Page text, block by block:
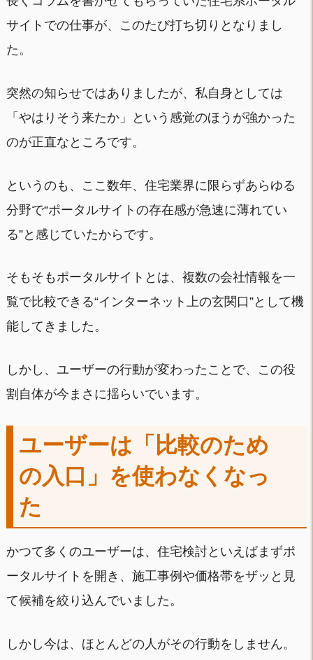
サイトでの仕事が、このたび打ち切りとなりまし
た。
突然の知らせではありましたが、私自身としては
「やはりそう来たか」という感覚のほうが強かった
のが正直なところです。
というのも、ここ数年、住宅業界に限らずあらゆる
分野で“ポータルサイトの存在感が急速に薄れてい
る”と感じていたからです。
そもそもポータルサイトとは、複数の会社情報を一
覧で比較できる“インターネット上の玄関口”として機
能してきました。
しかし、ユーザーの行動が変わったことで、この役
割自体が今まさに揺らいでいます。
ユーザーは「比較のため
の入口」を使わなくなっ
た
かつて多くのユーザーは、住宅検討といえばまずポ
ータルサイトを開き、施工事例や価格帯をザッと見
て候補を絞り込んでいました。
しかし今は、ほとんどの人がその行動をしません。